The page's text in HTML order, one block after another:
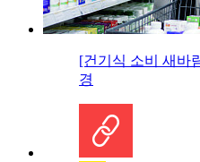
[건기식 소비 새바
경